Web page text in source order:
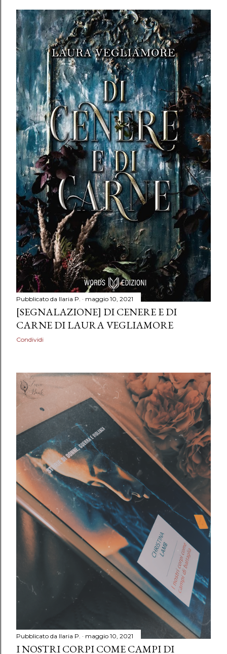
Pubblicato da Ilaria P. maggio 10, 2021
[SEGNALAZIONE] DI CENERE E DI
CARNE DI LAURA VEGLIAMORE
Condividi
Pubblicato da Ilaria P. maggio 10, 2021
I NOSTRI CORPI COME CAMPI DI